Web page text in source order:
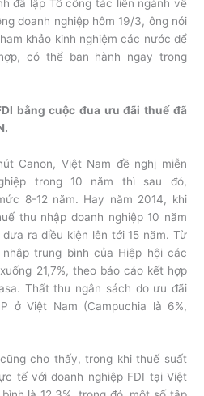
đã lập Tổ công tác liên ngành về
doanh nghiệp hôm 19/3, ông nói
khảo kinh nghiệm các nước để
có thể ban hành ngay trong
bằng cuộc đua ưu đãi thuếđã
Canon, Việt Nam đề nghị miễn
trong 10 năm thì sau đó,
8-12 năm. Hay năm 2014, khi
thu nhập doanh nghiệp 10 năm
ra điều kiện lên tới 15 năm. Từ
trung bình của Hiệp hội các
21,7%, theo báo cáo kết hợp
Thất thu ngân sách do ưu đãi
ở Việt Nam (Campuchia là 6%,
cho thấy, trong khi thuế suất
tế với doanh nghiệp FDI tại Việt